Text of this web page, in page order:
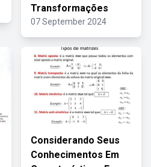
Transformações
07 September 2024
Considerando Seus
Conhecimentos Em